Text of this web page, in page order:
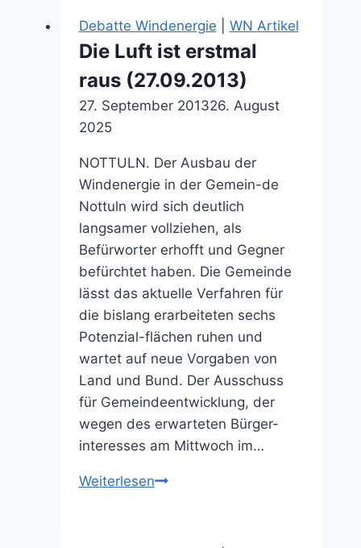
Debatte Windenergie WN Artikel
Die Luft ist erstmal
raus (27.09.2013)
27. September 201326. August
2025
NOTTULN. Der Ausbau der
Windenergie in der Gemein-de
Nottuln wird sich deutlich
langsamer vollziehen, als
Befürworter erhofft und Gegner
befürchtet haben. Die Gemeinde
lässt das aktuelle Verfahren für
die bislang erarbeiteten sechs
Potenzial-flächen ruhen und
wartet auf neue Vorgaben von
Land und Bund. Der Ausschuss
für Gemeindeentwicklung, der
wegen des erwarteten Bürger-
interesses am Mittwoch im…
WeiterlesenDie